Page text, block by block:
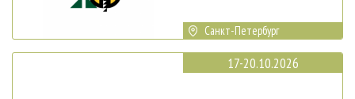
Санкт-Петербург
17-20.10.2026